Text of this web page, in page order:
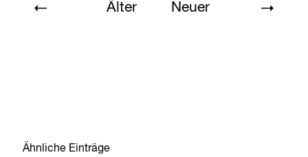
Älter Neuer
Ähnliche Einträge